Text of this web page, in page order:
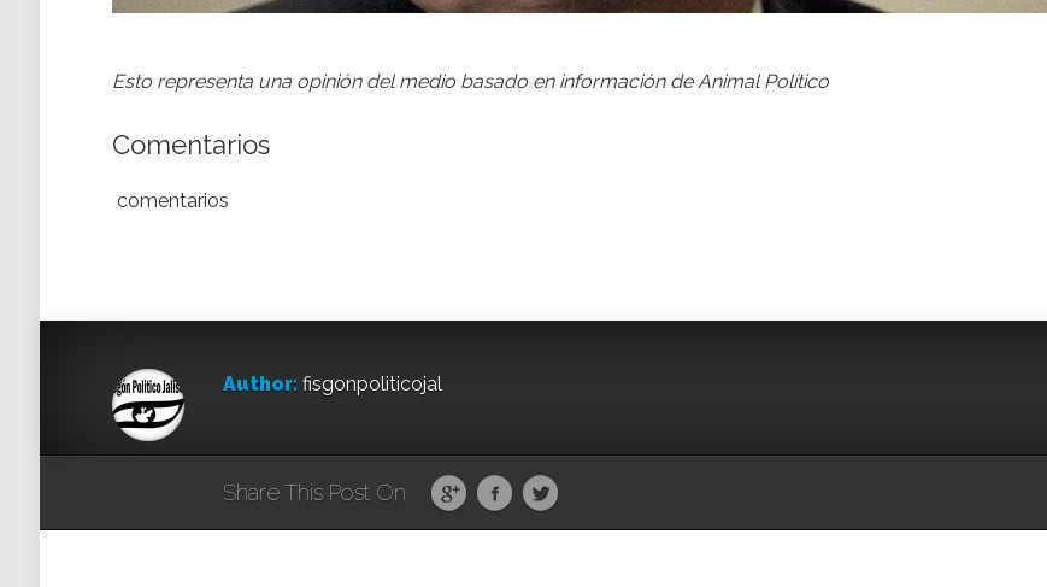
Esto representa una opinión del medio basado en información de Animal Político
Comentarios
comentarios
Author: fisgonpoliticojal
Share This Post On